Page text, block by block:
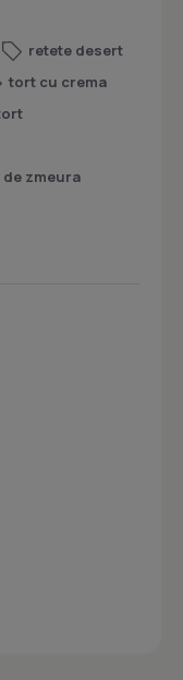
retete desert
tort cu crema
de zmeura